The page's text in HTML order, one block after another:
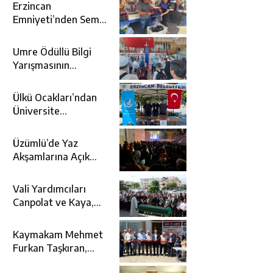
Erzincan
Emniyeti’nden Semt
Bilgilendirme
Faaliyeti
Umre Ödüllü Bilgi
Yarışmasının
Topraklara
Uğurlandı
Ülkü Ocakları’ndan
Üniversite
Desteği
Üzümlü’de Yaz
Akşamlarına Açık
Kattı
Vali Yardımcıları
Canpolat ve Kaya,
Cenaze Törenine
Katıldı
Kaymakam Mehmet
Furkan Taşkıran,